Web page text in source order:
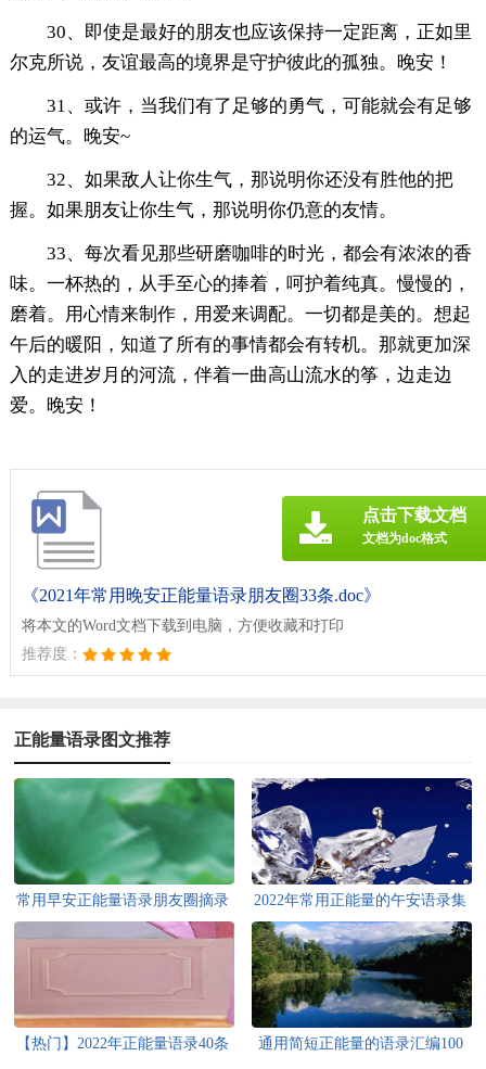
30、即使是最好的朋友也应该保持一定距离，正如里
尔克所说，友谊最高的境界是守护彼此的孤独。晚安！
31、或许，当我们有了足够的勇气，可能就会有足够
的运气。晚安~
32、如果敌人让你生气，那说明你还没有胜他的把
握。如果朋友让你生气，那说明你仍意的友情。
33、每次看见那些研磨咖啡的时光，都会有浓浓的香
味。一杯热的，从手至心的捧着，呵护着纯真。慢慢的，
磨着。用心情来制作，用爱来调配。一切都是美的。想起
午后的暖阳，知道了所有的事情都会有转机。那就更加深
入的走进岁月的河流，伴着一曲高山流水的筝，边走边
爱。晚安！
《2021年常用晚安正能量语录朋友圈33条.doc》
将本文的Word文档下载到电脑，方便收藏和打印
推荐度：
点击下载文档
文档为doc格式
正能量语录图文推荐
常用早安正能量语录朋友圈摘录
2022年常用正能量的午安语录集
锦35句
【热门】2022年正能量语录40条
通用简短正能量的语录汇编100